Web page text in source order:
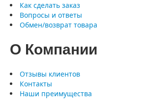
Как сделать заказ
Вопросы и ответы
Обмен/возврат товара
О Компании
Отзывы клиентов
Контакты
Наши преимущества